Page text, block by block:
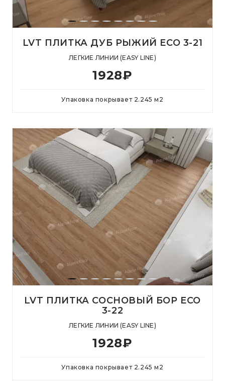
LVT ПЛИТКА ДУБ РЫЖИЙ ECO 3-21
ЛЕГКИЕ ЛИНИИ (EASY LINE)
1928₽
Упаковка покрывает 2.245 м 2
LVT ПЛИТКА СОСНОВЫЙ БОР ECO
3-22
ЛЕГКИЕ ЛИНИИ (EASY LINE)
1928₽
Упаковка покрывает 2.245 м 2